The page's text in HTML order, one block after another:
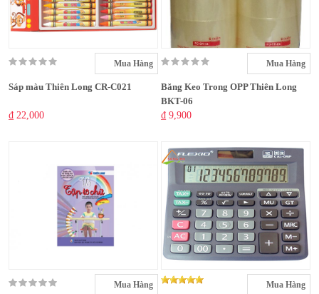
Mua Hàng
Sáp màu Thiên Long CR-C021
₫ 22,000
Mua Hàng
Băng Keo Trong OPP Thiên Long
BKT-06
₫ 9,900
Mua Hàng Mua Hàng